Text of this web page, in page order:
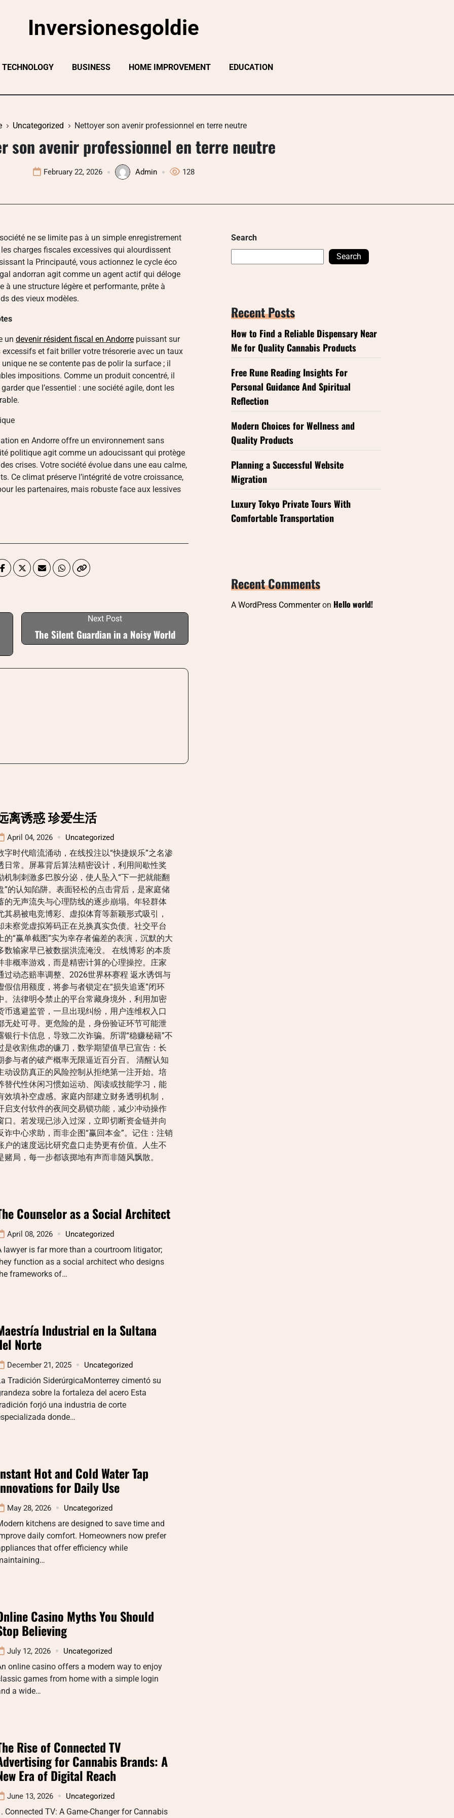
Inversionesgoldie
TECHNOLOGY BUSINESS HOME IMPROVEMENT EDUCATION
Uncategorized Nettoyer son avenir professionnel en terre neutre
son avenir professionnel en terre neutre
February 22, 2026 Admin 128
ne se limite pas à un simple enregistrement
charges fiscales excessives qui alourdissent
la Principauté, vous actionnez le cycle éco
andorran agit comme un agent actif qui déloge
une structure légère et performante, prête à
des vieux modèles.
un devenir résident fiscal en Andorre puissant sur
et fait briller votre trésorerie avec un taux
ne se contente pas de polir la surface ; il
impositions. Comme un produit concentré, il
que l’essentiel : une société agile, dont les
en Andorre offre un environnement sans
politique agit comme un adoucissant qui protège
crises. Votre société évolue dans une eau calme,
Ce climat préserve l’intégrité de votre croissance,
les partenaires, mais robuste face aux lessives
Next Post
The Silent Guardian in a Noisy World
离诱惑 珍爱生活
April 04, 2026 Uncategorized
字时代暗流涌动，在线投注以“快捷娱乐”之名渗
日常。屏幕背后算法精密设计，利用间歇性奖
机制刺激多巴胺分泌，使人坠入“下一把就能翻
”的认知陷阱。表面轻松的点击背后，是家庭储
的无声流失与心理防线的逐步崩塌。年轻群体
其易被电竞博彩、虚拟体育等新颖形式吸引，
未察觉虚拟筹码正在兑换真实负债。社交平台
的“赢单截图”实为幸存者偏差的表演，沉默的大
数输家早已被数据洪流淹没。 在线博彩 的本质
非概率游戏，而是精密计算的心理操控。庄家
过动态赔率调整、2026世界杯赛程 返水诱饵与
假信用额度，将参与者锁定在“损失追逐”闭环
。法律明令禁止的平台常藏身境外，利用加密
币逃避监管，一旦出现纠纷，用户连维权入口
无处可寻。更危险的是，身份验证环节可能泄
银行卡信息，导致二次诈骗。所谓“稳赚秘籍”不
是收割焦虑的镰刀，数学期望值早已宣告：长
参与者的破产概率无限逼近百分百。 清醒认知
动设防真正的风险控制从拒绝第一注开始。培
替代性休闲习惯如运动、阅读或技能学习，能
效填补空虚感。家庭内部建立财务透明机制，
启支付软件的夜间交易锁功能，减少冲动操作
口。若发现已涉入过深，立即切断资金链并向
诈中心求助，而非企图“赢回本金”。记住：注销
户的速度远比研究盘口走势更有价值。人生不
赌局，每一步都该掷地有声而非随风飘散。
Counselor as a Social Architect
April 08, 2026 Uncategorized
lawyer is far more than a courtroom litigator;
function as a social architect who designs
frameworks of…
Industrial en la Sultana
Norte
December 21, 2025 Uncategorized
Tradición SiderúrgicaMonterrey cimentó su
sobre la fortaleza del acero Esta
forjó una industria de corte
donde…
Hot and Cold Water Tap
for Daily Use
May 28, 2026 Uncategorized
kitchens are designed to save time and
daily comfort. Homeowners now prefer
that offer efficiency while
Casino Myths You Should
Believing
July 12, 2026 Uncategorized
online casino offers a modern way to enjoy
games from home with a simple login
a wide…
Rise of Connected TV
for Cannabis Brands: A
Era of Digital Reach
June 13, 2026 Uncategorized
Connected TV: A Game-Changer for Cannabis
Search
Search
Recent Posts
How to Find a Reliable Dispensary Near
Me for Quality Cannabis Products
Free Rune Reading Insights For
Personal Guidance And Spiritual
Reflection
Modern Choices for Wellness and
Quality Products
Planning a Successful Website
Migration
Luxury Tokyo Private Tours With
Comfortable Transportation
Recent Comments
A WordPress Commenteron Hello world!